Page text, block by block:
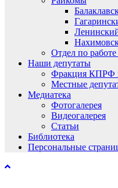
Отдел по
Наши депутаты
Фракция КПРФ в
Местные
Медиатека
Фотогалерея
Видеогалерея
Статьи
Библиотека
Персональные